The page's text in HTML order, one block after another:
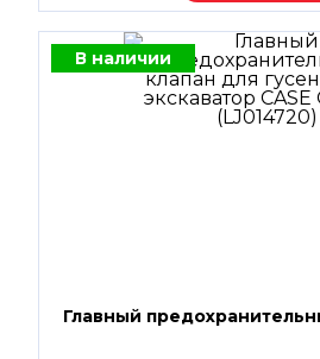
В наличии
Главный